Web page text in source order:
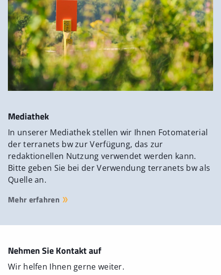
Mediathek
In unserer Mediathek stellen wir Ihnen Fotomaterial
der terranets bw zur Verfügung, das zur
redaktionellen Nutzung verwendet werden kann.
Bitte geben Sie bei der Verwendung terranets bw als
Quelle an.
Mehr erfahren
Nehmen Sie Kontakt auf
Wir helfen Ihnen gerne weiter.